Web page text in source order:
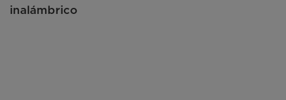
inalámbrico